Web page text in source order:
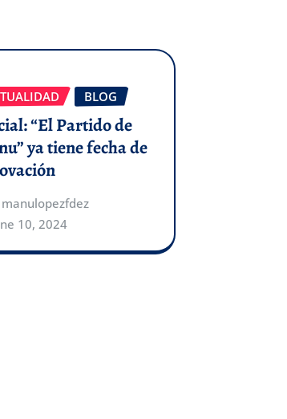
BLOG
“El Partido de
ya tiene fecha de
manulopezfdez
10, 2024